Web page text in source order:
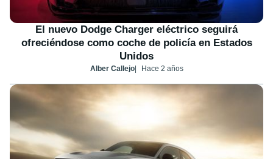
El nuevo Dodge Charger eléctrico seguirá
ofreciéndose como coche de policía en Estados
Unidos
Alber Callejo Hace 2 años